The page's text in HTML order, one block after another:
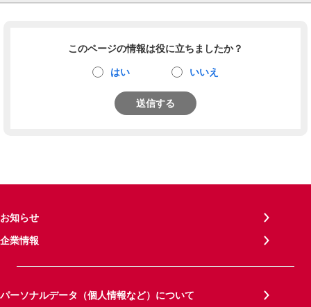
このページの情報は役に立ちましたか？
はい いいえ
送信する
お知らせ
企業情報
パーソナルデータ（個人情報など）について